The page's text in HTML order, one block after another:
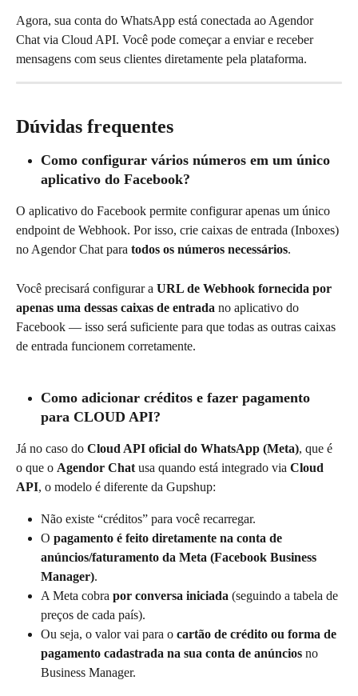
Agora, sua conta do WhatsApp está conectada ao Agendor
Chat via Cloud API. Você pode começar a enviar e receber
mensagens com seus clientes diretamente pela plataforma.
Dúvidas frequentes
Como configurar vários números em um único
aplicativo do Facebook?
O aplicativo do Facebook permite configurar apenas um único
endpoint de Webhook. Por isso, crie caixas de entrada (Inboxes)
no Agendor Chat para todos os números necessários.
Você precisará configurar a URL de Webhook fornecida por
apenas uma dessas caixas de entrada no aplicativo do
Facebook — isso será suficiente para que todas as outras caixas
de entrada funcionem corretamente.
Como adicionar créditos e fazer pagamento
para CLOUD API?
Já no caso do Cloud API oficial do WhatsApp (Meta), que é
o que o Agendor Chat usa quando está integrado via Cloud
API, o modelo é diferente da Gupshup:
Não existe “créditos” para você recarregar.
O pagamento é feito diretamente na conta de
anúncios/faturamento da Meta (Facebook Business
Manager).
A Meta cobra por conversa iniciada (seguindo a tabela de
preços de cada país).
Ou seja, o valor vai para o cartão de crédito ou forma de
pagamento cadastrada na sua conta de anúncios no
Business Manager.